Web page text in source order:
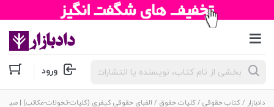
جستجوی
محصولات ورود
دادبازار /کتاب حقوقی /کلیات حقوق / الفبای حقوقی کیفری (کلیات-تحولات-مکاتب) | صبری